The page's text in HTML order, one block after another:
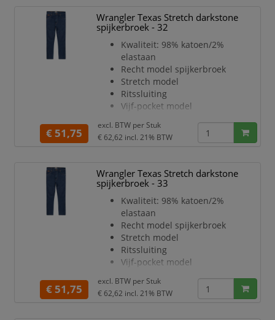
duimstokzak,
CORDURA stretch versterkte
Gulp met knopen
Twee riemlussen aan de
zijkanten met knoop voor een
hamerlus
D-ring
Brede riemlus aan achterkant
Metalen knopen
Meshouder met knoop
Wrangler Texas Stretch darkstone
spijkerbroek - 32
Kwaliteit: 98% katoen/2%
elastaan
Recht model spijkerbroek
Stretch model
Ritssluiting
Vijf-pocket model
€ 51,75
excl. BTW per Stuk
€ 62,62 incl. 21% BTW
Wrangler Texas Stretch darkstone
spijkerbroek - 33
Kwaliteit: 98% katoen/2%
elastaan
Recht model spijkerbroek
Stretch model
Ritssluiting
Vijf-pocket model
€ 51,75
excl. BTW per Stuk
€ 62,62 incl. 21% BTW